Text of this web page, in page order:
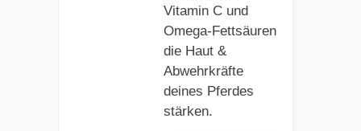
Vitamin C und
Omega-Fettsäuren
die Haut &
Abwehrkräfte
deines Pferdes
stärken.